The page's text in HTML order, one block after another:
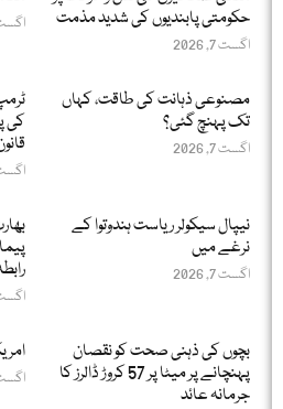
حکومتی پابندیوں کی شدید مذمت
اگست 7, 2026
اگست 7,
مصنوعی ذہانت کی طاقت، کہاں
تک پہنچ گئی؟
اگست 7, 2026
کی
اگست 7,
نیپال سیکولر ریاست ہندوتوا کے
نرغے میں
اگست 7, 2026
اگست 7,
بچوں کی ذہنی صحت کو نقصان
پہنچانے پر میٹا پر 57 کروڑ ڈالرز کا
جرمانہ عائد
اگست 7,